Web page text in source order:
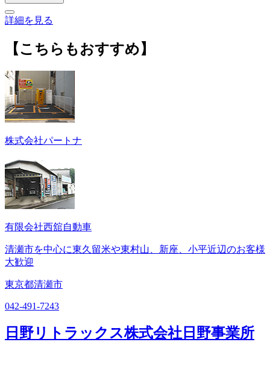
詳細を見る
【こちらもおすすめ】
株式会社パートナ
有限会社西舘自動車
清瀬市を中心に東久留米や東村山、新座、小平近辺のお客様
大歓迎
東京都清瀬市
042-491-7243
日野リトラックス株式会社日野事業所